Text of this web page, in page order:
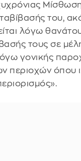
του,
λόγω
τους σε
γονικής
περιοχών όπου